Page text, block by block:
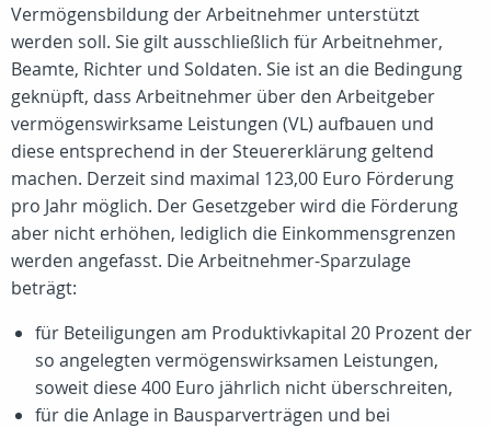
Vermögensbildung der Arbeitnehmer unterstützt
werden soll. Sie gilt ausschließlich für Arbeitnehmer,
Beamte, Richter und Soldaten. Sie ist an die Bedingung
geknüpft, dass Arbeitnehmer über den Arbeitgeber
vermögenswirksame Leistungen (VL) aufbauen und
diese entsprechend in der Steuererklärung geltend
machen. Derzeit sind maximal 123,00 Euro Förderung
pro Jahr möglich. Der Gesetzgeber wird die Förderung
aber nicht erhöhen, lediglich die Einkommensgrenzen
werden angefasst. Die Arbeitnehmer-Sparzulage
beträgt:
für Beteiligungen am Produktivkapital 20 Prozent der
so angelegten vermögenswirksamen Leistungen,
soweit diese 400 Euro jährlich nicht überschreiten,
für die Anlage in Bausparverträgen und bei